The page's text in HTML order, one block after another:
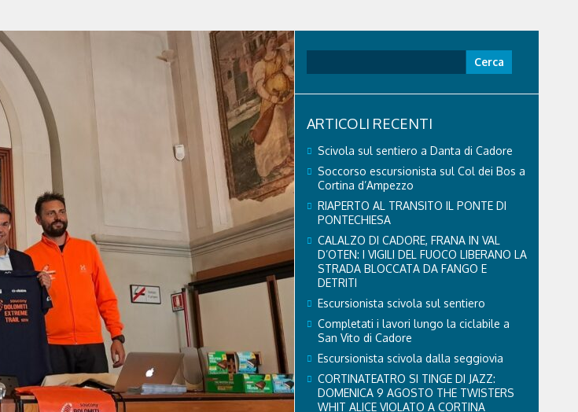
ARTICOLI RECENTI
Scivola sul sentiero a Danta di Cadore
Soccorso escursionista sul Col dei Bos a
Cortina d’Ampezzo
RIAPERTO AL TRANSITO IL PONTE DI
PONTECHIESA
CALALZO DI CADORE, FRANA IN VAL
D’OTEN: I VIGILI DEL FUOCO LIBERANO LA
STRADA BLOCCATA DA FANGO E
DETRITI
Escursionista scivola sul sentiero
Completati i lavori lungo la ciclabile a
San Vito di Cadore
Escursionista scivola dalla seggiovia
CORTINATEATRO SI TINGE DI JAZZ:
DOMENICA 9 AGOSTO THE TWISTERS
WHIT ALICE VIOLATO A CORTINA